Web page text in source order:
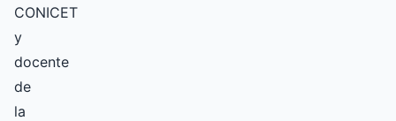
CONICET
y
docente
de
la